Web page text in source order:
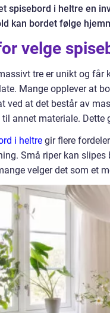
spisebord i heltre en
kan bordet følge
velge
tre er unikt og får
Mange opplever at
ved at det består av
annet materiale. Dette
i heltre gir flere
Små riper kan slipes
velger det som et